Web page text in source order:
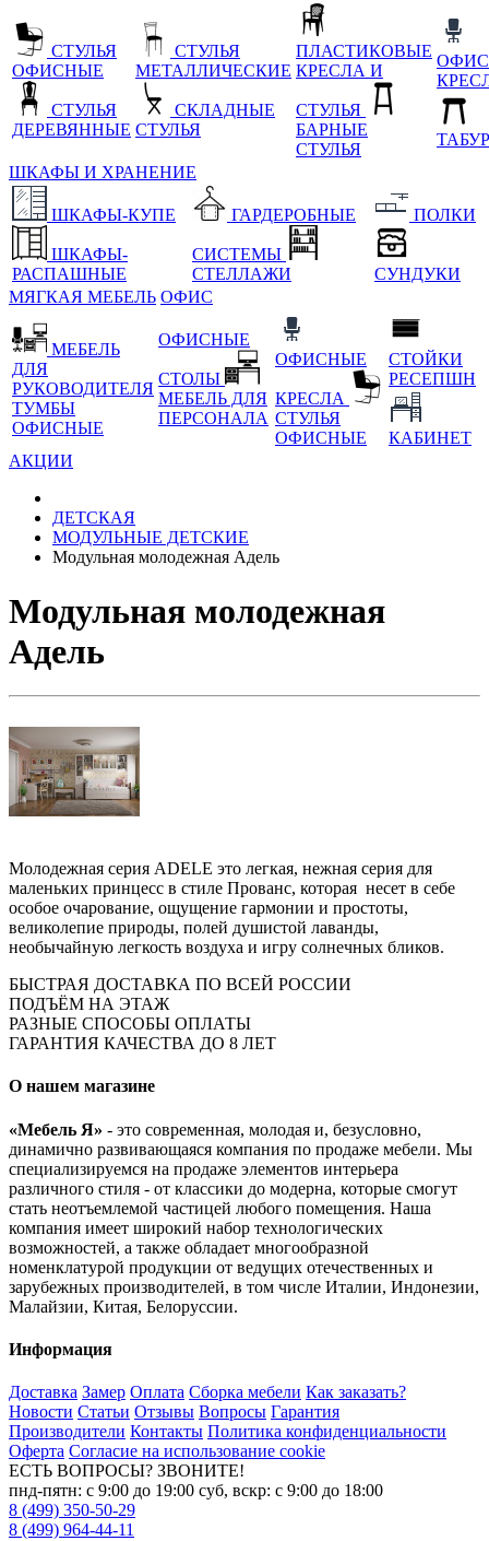
СТУЛЬЯ
ОФИСНЫЕ
СТУЛЬЯ
ДЕРЕВЯННЫЕ
СТУЛЬЯ
МЕТАЛЛИЧЕСКИЕ
СКЛАДНЫЕ
СТУЛЬЯ
ПЛАСТИКОВЫЕ
КРЕСЛА И
СТУЛЬЯ
БАРНЫЕ
СТУЛЬЯ
ШКАФЫ И ХРАНЕНИЕ
ШКАФЫ-КУПЕ
ШКАФЫ-
РАСПАШНЫЕ
ГАРДЕРОБНЫЕ
СИСТЕМЫ
СТЕЛЛАЖИ
ПОЛКИ
СУНДУКИ
МЯГКАЯ МЕБЕЛЬ ОФИС
МЕБЕЛЬ
ДЛЯ
РУКОВОДИТЕЛЯ
ТУМБЫ
ОФИСНЫЕ
ОФИСНЫЕ
СТОЛЫ
МЕБЕЛЬ ДЛЯ
ПЕРСОНАЛА
ОФИСНЫЕ
КРЕСЛА
СТУЛЬЯ
ОФИСНЫЕ
СТОЙКИ
РЕСЕПШН
КАБИНЕТ
АКЦИИ
ДЕТСКАЯ
МОДУЛЬНЫЕ ДЕТСКИЕ
Модульная молодежная Адель
Модульная молодежная
Адель
Молодежная серия ADELE это легкая, нежная серия для
маленьких принцесс в стиле Прованс, которая несет в себе
особое очарование, ощущение гармонии и простоты,
великолепие природы, полей душистой лаванды,
необычайную легкость воздуха и игру солнечных бликов.
БЫСТРАЯ ДОСТАВКА ПО ВСЕЙ РОССИИ
ПОДЪЁМ НА ЭТАЖ
РАЗНЫЕ СПОСОБЫ ОПЛАТЫ
ГАРАНТИЯ КАЧЕСТВА ДО 8 ЛЕТ
О нашем магазине
«Мебель Я» - это современная, молодая и, безусловно,
динамично развивающаяся компания по продаже мебели. Мы
специализируемся на продаже элементов интерьера
различного стиля - от классики до модерна, которые смогут
стать неотъемлемой частицей любого помещения. Наша
компания имеет широкий набор технологических
возможностей, а также обладает многообразной
номенклатурой продукции от ведущих отечественных и
зарубежных производителей, в том числе Италии, Индонезии,
Малайзии, Китая, Белоруссии.
Информация
Доставка Замер Оплата Сборка мебели Как заказать?
Новости Статьи Отзывы Вопросы Гарантия
Производители Контакты Политика конфиденциальности
Оферта Согласие на использование cookie
ЕСТЬ ВОПРОСЫ? ЗВОНИТЕ!
пнд-пятн: с 9:00 до 19:00 суб, вскр: с 9:00 до 18:00
8 (499) 350-50-29
8 (499) 964-44-11